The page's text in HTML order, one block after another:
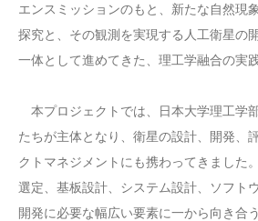
エンスミッションのもと、新たな自然現
探究と、その観測を実現する人工衛星の
一体として進めてきた、理工学融合の実
本プロジェクトでは、日本大学理工学
たちが主体となり、衛星の設計、開発、
クトマネジメントにも携わってきました
選定、基板設計、システム設計、ソフト
開発に必要な幅広い要素に一から向き合